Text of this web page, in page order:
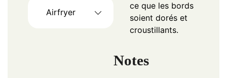
Airfryer
ce que les bords
soient dorés et
croustillants.
Notes